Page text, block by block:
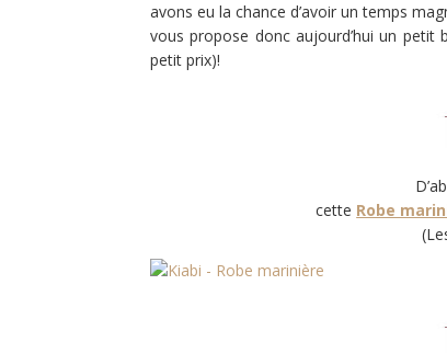
avons eu la chance d’avoir un temps
vous propose donc aujourd’hui un
petit prix)!
cette Robe